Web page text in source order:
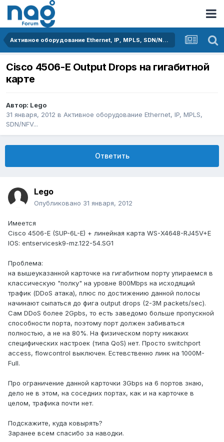
Активное оборудование Ethernet, IP, MPLS, SDN/NFV...
Cisco 4506-E Output Drops на гигабитной
карте
Автор: Lego
31 января, 2012 в Активное оборудование Ethernet, IP, MPLS,
SDN/NFV...
Ответить
Lego
Опубликовано 31 января, 2012
Имеется
Cisco 4506-E (SUP-6L-E) + линейная карта WS-X4648-RJ45V+E
IOS: entservicesk9-mz.122-54.SG1
Проблема:
на вышеуказанной карточке на гигабитном порту упираемся в
классическую "полку" на уровне 800Mbps на исходящий
трафик (DDoS атака), плюс по достижению данной полосы
начинают сыпаться до фига output drops (2-3M packets/sec).
Сам DDoS более 2Gpbs, то есть заведомо больше пропускной
способности порта, поэтому порт должен забиваться
полностью, а не на 80%. На физическом порту никаких
специфических настроек (типа QoS) нет. Просто switchport
access, flowcontrol выключен. Естевственно линк на 1000M-
Full.
Про ограничение данной карточки 3Gbps на 6 портов знаю,
дело не в этом, на соседних портах, как и на карточке в
целом, трафика почти нет.
Подскажите, куда ковырять?
Заранее всем спасибо за наводки.